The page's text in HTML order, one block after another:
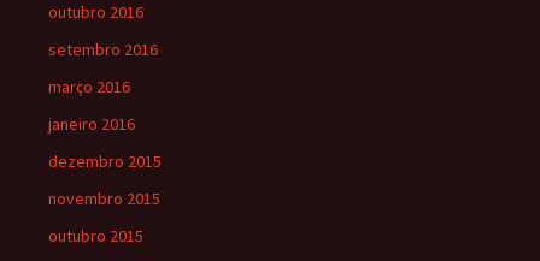
outubro 2016
setembro 2016
março 2016
janeiro 2016
dezembro 2015
novembro 2015
outubro 2015